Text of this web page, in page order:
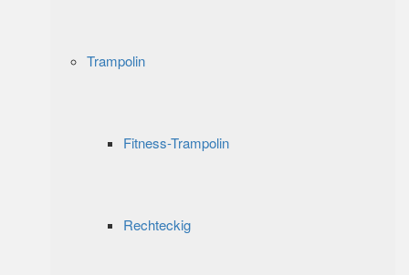
Trampolin
Fitness-Trampolin
Rechteckig